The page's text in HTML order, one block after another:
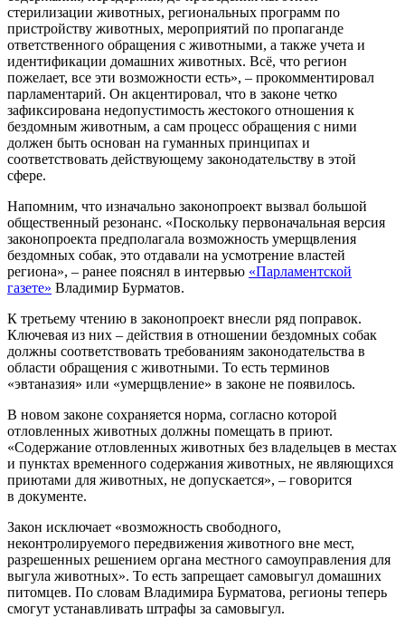
стерилизации животных, региональных программ по
пристройству животных, мероприятий по пропаганде
ответственного обращения с животными, а также учета и
идентификации домашних животных. Всё, что регион
пожелает, все эти возможности есть», – прокомментировал
парламентарий. Он акцентировал, что в законе четко
зафиксирована недопустимость жестокого отношения к
бездомным животным, а сам процесс обращения с ними
должен быть основан на гуманных принципах и
соответствовать действующему законодательству в этой
сфере.
Напомним, что изначально законопроект вызвал большой
общественный резонанс. «Поскольку первоначальная версия
законопроекта предполагала возможность умерщвления
бездомных собак, это отдавали на усмотрение властей
региона», – ранее пояснял в интервью «Парламентской
газете» Владимир Бурматов.
К третьему чтению в законопроект внесли ряд поправок.
Ключевая из них – действия в отношении бездомных собак
должны соответствовать требованиям законодательства в
области обращения с животными. То есть терминов
«эвтаназия» или «умерщвление» в законе не появилось.
В новом законе сохраняется норма, согласно которой
отловленных животных должны помещать в приют.
«Содержание отловленных животных без владельцев в местах
и пунктах временного содержания животных, не являющихся
приютами для животных, не допускается», – говорится
в документе.
Закон исключает «возможность свободного,
неконтролируемого передвижения животного вне мест,
разрешенных решением органа местного самоуправления для
выгула животных». То есть запрещает самовыгул домашних
питомцев. По словам Владимира Бурматова, регионы теперь
смогут устанавливать штрафы за самовыгул.